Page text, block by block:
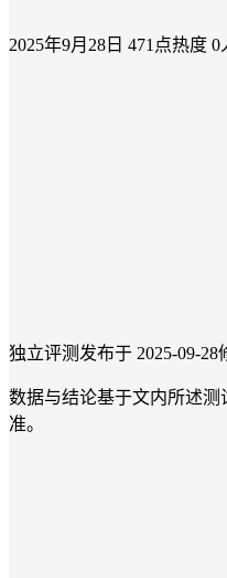
2025年9月28日 471点热度 0
独立评测 发布于 2025-09-28
数据与结论基于文内所述
准。